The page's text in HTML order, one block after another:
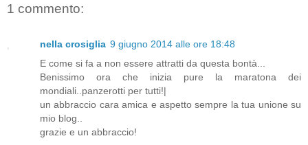
1 commento:
nella crosiglia 9 giugno 2014 alle ore 18:48
E come si fa a non essere attratti da questa bontà...
Benissimo ora che inizia pure la maratona dei
mondiali..panzerotti per tutti!|
un abbraccio cara amica e aspetto sempre la tua unione su
mio blog..
grazie e un abbraccio!